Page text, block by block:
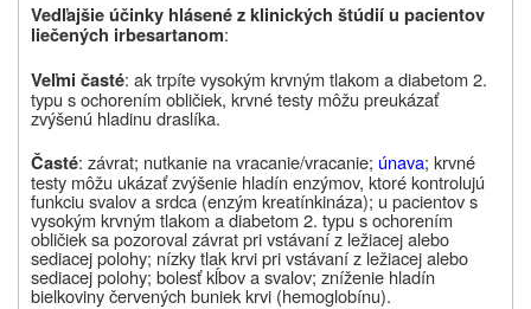
Vedľajšie účinky hlásené z klinických štúdií u pacientov
liečených irbesartanom:
Veľmi časté: ak trpíte vysokým krvným tlakom a diabetom 2.
typu s ochorením obličiek, krvné testy môžu preukázať
zvýšenú hladinu draslíka.
Časté: závrat; nutkanie na vracanie/vracanie; únava; krvné
testy môžu ukázať zvýšenie hladín enzýmov, ktoré kontrolujú
funkciu svalov a srdca (enzým kreatínkináza); u pacientov s
vysokým krvným tlakom adiabetom 2. typu sochorením
obličiek sa pozoroval závrat pri vstávaní z ležiacej alebo
sediacej polohy; nízky tlak krvi pri vstávaní z ležiacej alebo
sediacej polohy; bolesť kĺbov a svalov; zníženie hladín
bielkoviny červených buniek krvi (hemoglobínu).